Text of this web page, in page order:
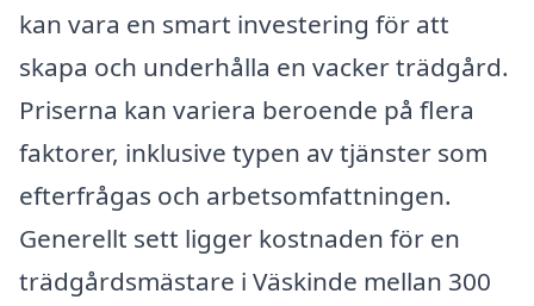
kan vara en smart investering för att
skapa och underhålla en vacker trädgård.
Priserna kan variera beroende på flera
faktorer, inklusive typen av tjänster som
efterfrågas och arbetsomfattningen.
Generellt sett ligger kostnaden för en
trädgårdsmästare i Väskinde mellan 300